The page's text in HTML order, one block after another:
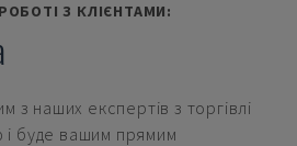
З КЛІЄНТАМИ:
з наших експертів з торгівлі
буде вашим прямим